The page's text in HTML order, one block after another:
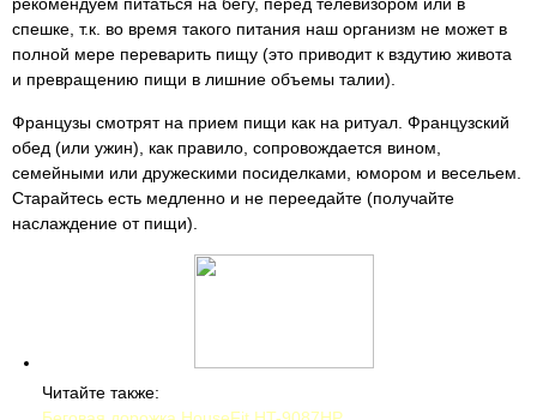
спешке, т.к. во время такого питания наш организм не может в
полной мере переварить пищу (это приводит к вздутию живота
и превращению пищи в лишние объемы талии).
Французы смотрят на прием пищи как на ритуал. Французский
обед (или ужин), как правило, сопровождается вином,
семейными или дружескими посиделками, юмором и весельем.
Старайтесь есть медленно и не переедайте (получайте
наслаждение от пищи).
Читайте также: